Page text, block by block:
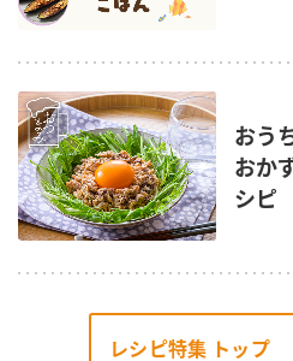
おう
おか
シピ
レシピ特集 トップ